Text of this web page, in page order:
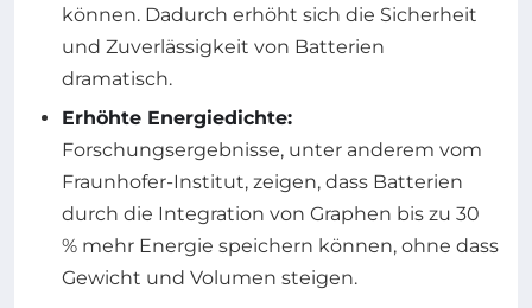
können. Dadurch erhöht sich die Sicherheit
und Zuverlässigkeit von Batterien
dramatisch.
Erhöhte Energiedichte:
Forschungsergebnisse, unter anderem vom
Fraunhofer-Institut, zeigen, dass Batterien
durch die Integration von Graphen bis zu 30
% mehr Energie speichern können, ohne dass
Gewicht und Volumen steigen.